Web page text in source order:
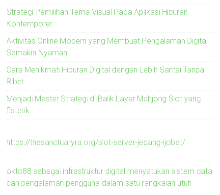
Strategi Pemilihan Tema Visual Pada Aplikasi Hiburan
Kontemporer
Aktivitas Online Modern yang Membuat Pengalaman Digital
Semakin Nyaman
Cara Menikmati Hiburan Digital dengan Lebih Santai Tanpa
Ribet
Menjadi Master Strategi di Balik Layar Mahjong Slot yang
Estetik
https://thesanctuaryra.org/slot-server-jepang-ijobet/
okto88 sebagai infrastruktur digital menyatukan sistem data
dan pengalaman pengguna dalam satu rangkaian utuh